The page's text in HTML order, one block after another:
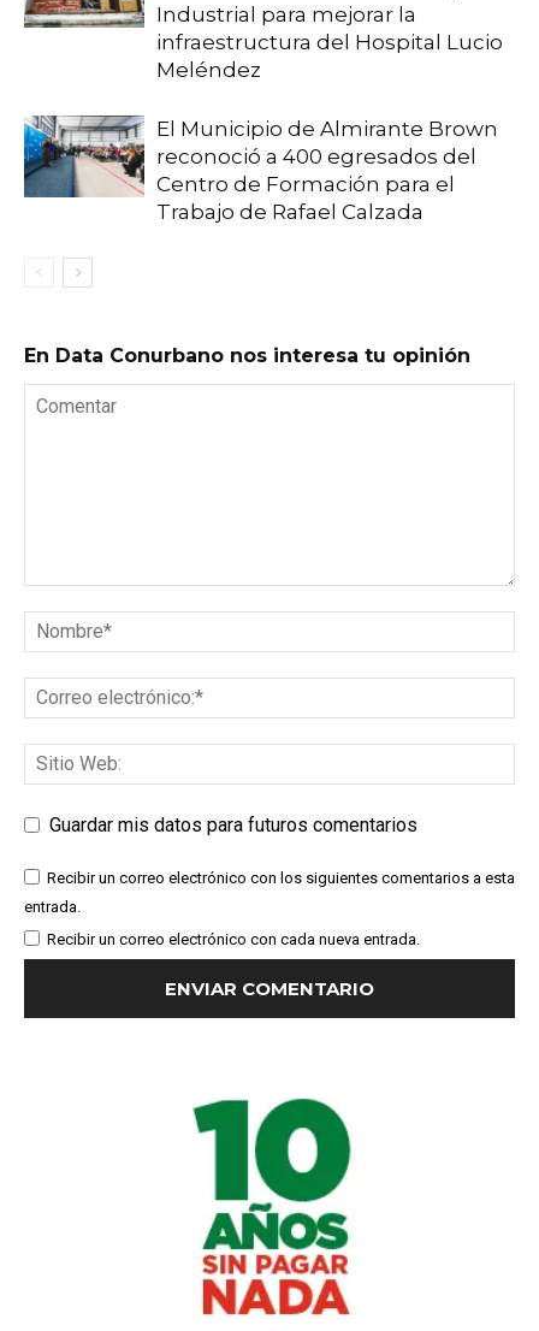
Industrial para mejorar la
infraestructura del Hospital Lucio
Meléndez
El Municipio de Almirante Brown
reconoció a 400 egresados del
Centro de Formación para el
Trabajo de Rafael Calzada
En Data Conurbano nos interesa tu opinión
Guardar mis datos para futuros comentarios
Recibir un correo electrónico con los siguientes comentarios a esta
entrada.
Recibir un correo electrónico con cada nueva entrada.